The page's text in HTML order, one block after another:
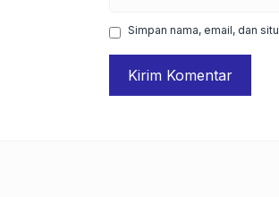
Simpan nama, email, dan